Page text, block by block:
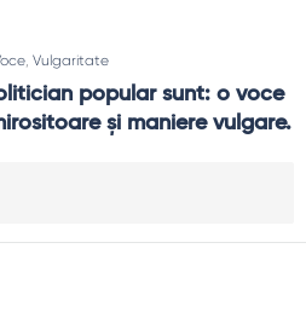
, Vulgaritate
popular sunt: o voce
și maniere vulgare.